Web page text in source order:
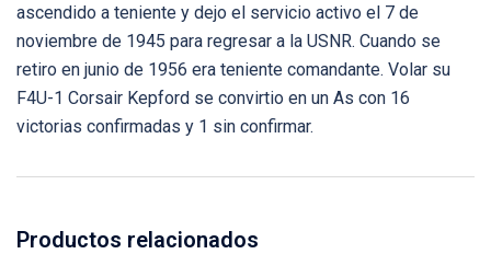
ascendido a teniente y dejo el servicio activo el 7 de
noviembre de 1945 para regresar a la USNR. Cuando se
retiro en junio de 1956 era teniente comandante. Volar su
F4U-1 Corsair Kepford se convirtio en un As con 16
victorias confirmadas y 1 sin confirmar.
Productos relacionados